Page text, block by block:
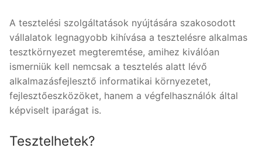
A tesztelési szolgáltatások nyújtására szakosodott
vállalatok legnagyobb kihívása a tesztelésre alkalmas
tesztkörnyezet megteremtése, amihez kiválóan
ismerniük kell nemcsak a tesztelés alatt lévő
alkalmazásfejlesztő informatikai környezetet,
fejlesztőeszközöket, hanem a végfelhasználók által
képviselt iparágat is.
Tesztelhetek?